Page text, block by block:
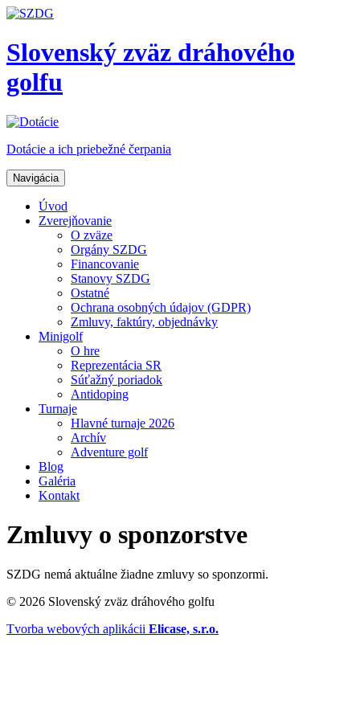
Slovenský zväz dráhového
golfu
Dotácie a ich priebežné čerpania
Navigácia
Úvod
Zverejňovanie
O zväze
Orgány SZDG
Financovanie
Stanovy SZDG
Ostatné
Ochrana osobných údajov (GDPR)
Zmluvy, faktúry, objednávky
Minigolf
O hre
Reprezentácia SR
Súťažný poriadok
Antidoping
Turnaje
Hlavné turnaje 2026
Archív
Adventure golf
Blog
Galéria
Kontakt
Zmluvy o sponzorstve
SZDG nemá aktuálne žiadne zmluvy so sponzormi.
© 2026 Slovenský zväz dráhového golfu
Tvorba webových aplikácii Elicase, s.r.o.